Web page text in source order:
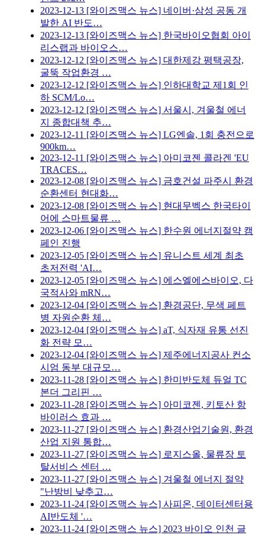
2023-12-13 [와이즈맥스 뉴스] 네이버·삼성 공동 개
발한 AI 반도…
2023-12-13 [와이즈맥스 뉴스] 한국바이오협회 아이
리스랩과 바이오스…
2023-12-12 [와이즈맥스 뉴스] 대한제강 평택공장,
굴뚝 작업환경 …
2023-12-12 [와이즈맥스 뉴스] 인하대학교 제1회 인
하 SCM/Lo…
2023-12-12 [와이즈맥스 뉴스] 서울시, 겨울철 에너
지 종합대책 추…
2023-12-11 [와이즈맥스 뉴스] LG엔솔, 1회 충전으로
900km…
2023-12-11 [와이즈맥스 뉴스] 아미코젠 콜라겐 'EU
TRACES…
2023-12-08 [와이즈맥스 뉴스] 금호건설 파주시 환경
순환센터 현대화…
2023-12-08 [와이즈맥스 뉴스] 현대무벡스 한국타이
어에 스마트물류 …
2023-12-06 [와이즈맥스 뉴스] 한수원 에너지절약 캠
페인 진행
2023-12-05 [와이즈맥스 뉴스] 유니스트 세계 최초
초저전력 'AI…
2023-12-05 [와이즈맥스 뉴스] 에스엘에스바이오, 다
국적사와 mRN…
2023-12-04 [와이즈맥스 뉴스] 환경공단, 무색 페트
병 자원순환 체…
2023-12-04 [와이즈맥스 뉴스] aT, 식자재 유통 선진
화 전략 모…
2023-12-04 [와이즈맥스 뉴스] 제주에너지공사 컨소
시엄 동부 대규모…
2023-11-28 [와이즈맥스 뉴스] 한미반도체 듀얼 TC
본더 그리핀 …
2023-11-28 [와이즈맥스 뉴스] 아미코젠, 키토산 항
바이러스 효과 …
2023-11-27 [와이즈맥스 뉴스] 환경산업기술원, 환경
산업 지원 통합…
2023-11-27 [와이즈맥스 뉴스] 로지스올, 물류장 토
탈서비스 센터 …
2023-11-27 [와이즈맥스 뉴스] 겨울철 에너지 절약
"난방비 낮추고…
2023-11-24 [와이즈맥스 뉴스] 사피온, 데이터센터용
AI반도체 '…
2023-11-24 [와이즈맥스 뉴스] 2023 바이오 인천 글